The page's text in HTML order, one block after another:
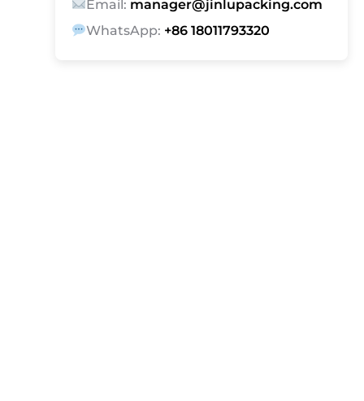
Email: manager@jinlupacking.com
WhatsApp: +86 18011793320